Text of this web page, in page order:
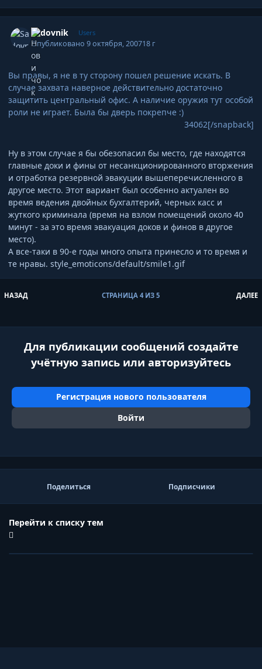
Sadovnik Users
Опубликовано9 октября, 200718 г
Вы правы, я не в ту сторону пошел решение искать. В
случае захвата наверное действительно достаточно
защитить центральный офис. А наличие оружия тут особой
роли не играет. Была бы дверь покрепче :)
34062[/snapback]
Ну в этом случае я бы обезопасил бы место, где находятся
главные доки и фины от несанкционированного вторжения
и отработка резервной эвакуции вышеперечисленного в
другое место. Этот вариант был особенно актуален во
время ведения двойных бухгалтерий, черных касс и
жуткого криминала (время на взлом помещений около 40
минут - за это время эвакуация доков и финов в другое
место).
А все-таки в 90-е годы много опыта принесло и то время и
те нравы. style_emoticons/default/smile1.gif
ПЕРВАЯ СТРАНИЦА
НАЗАД ДАЛЕЕ
СТРАНИЦА 4 ИЗ 5
Для публикации сообщений создайте
учётную запись или авторизуйтесь
Регистрация нового пользователя
Войти
Поделиться Подписчики
Перейти к списку тем